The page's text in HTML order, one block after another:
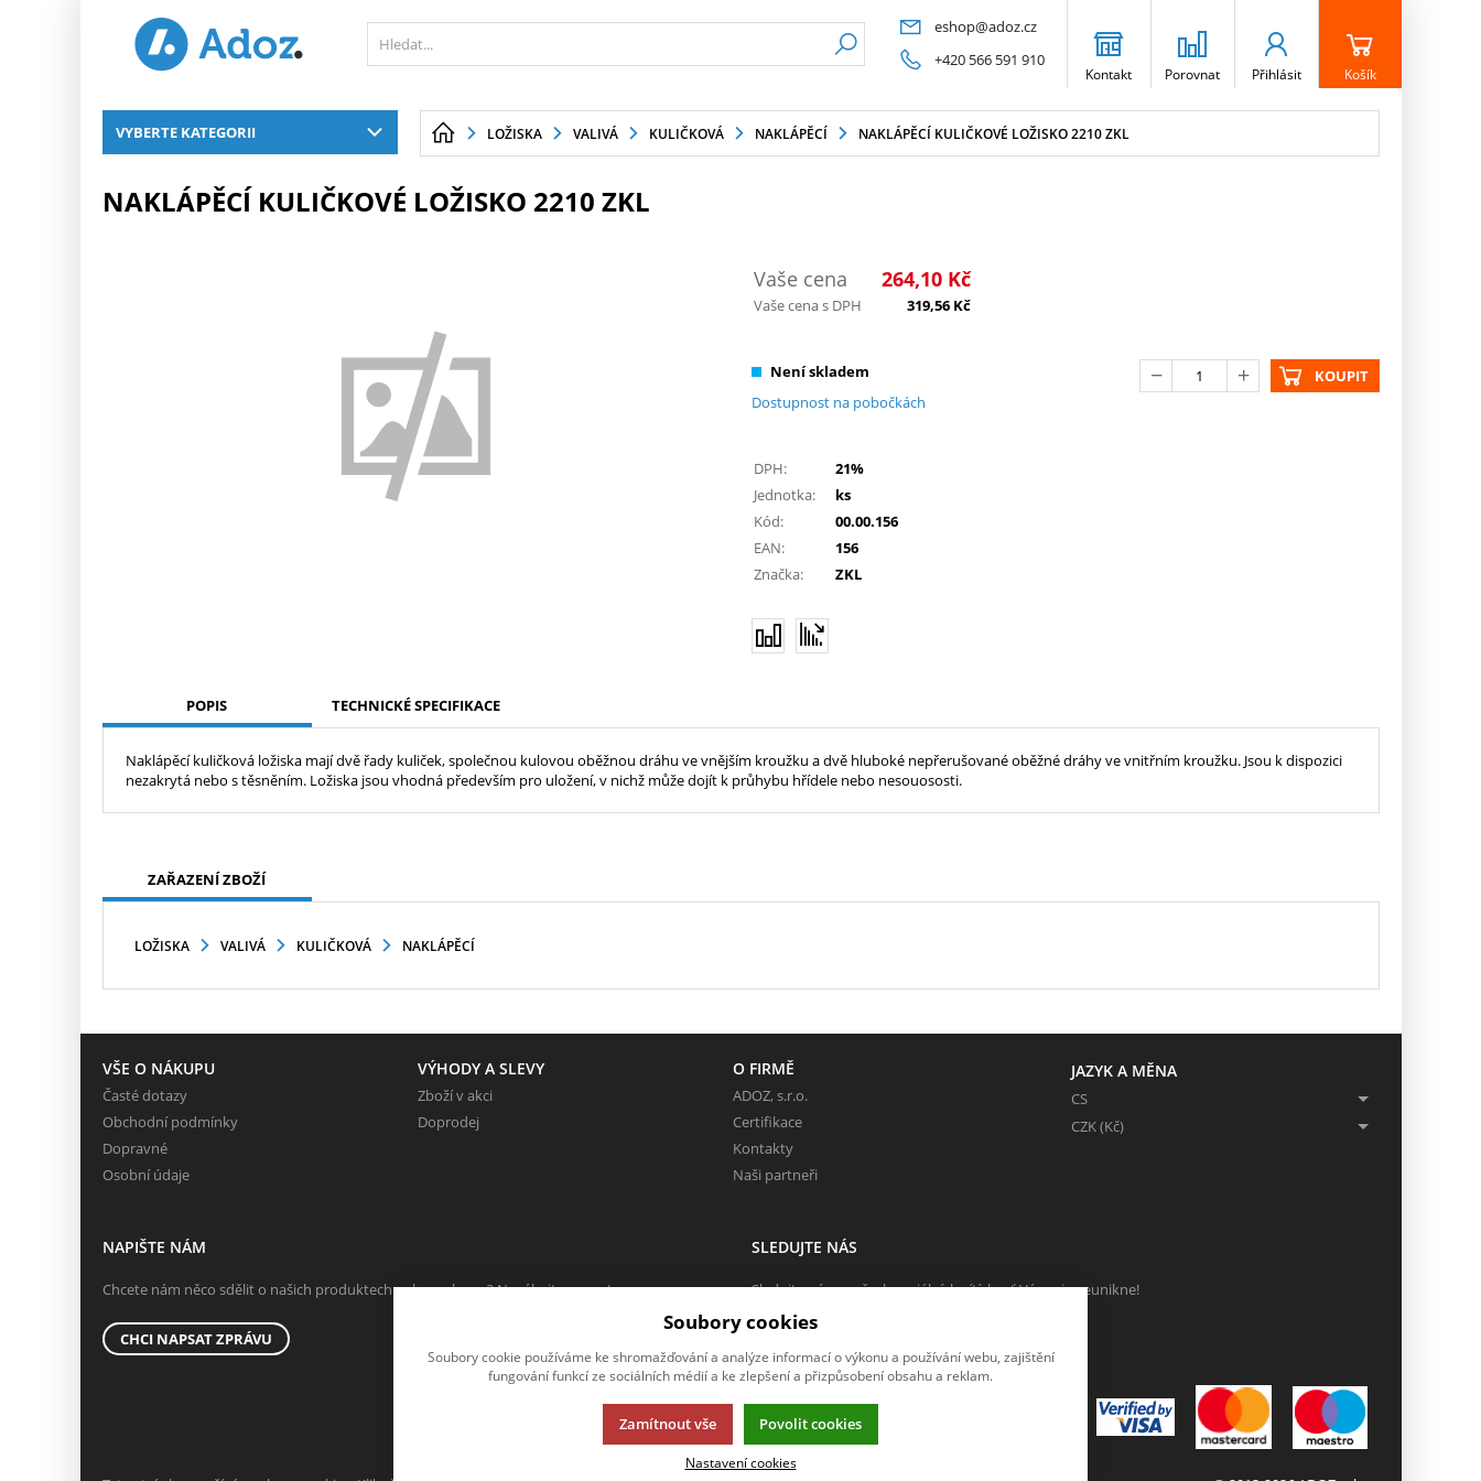
eshop@adoz.cz
+420 566 591 910
Kontakt Porovnat Přihlásit Košík
VYBERTE KATEGORII LOŽISKA VALIVÁ KULIČKOVÁ NAKLÁPĚCÍ NAKLÁPĚCÍ KULIČKOVÉ LOŽISKO 2210 ZKL
NAKLÁPĚCÍ KULIČKOVÉ LOŽISKO 2210 ZKL
Vaše cena 264,10 Kč
Vaše cena s DPH 319,56 Kč
Není skladem
Dostupnost na pobočkách
KOUPIT
DPH:
21%
Jednotka:
ks
Kód:
00.00.156
EAN:
156
Značka:
ZKL
POPIS TECHNICKÉ SPECIFIKACE
Naklápěcí kuličková ložiska mají dvě řady kuliček, společnou kulovou oběžnou dráhu ve vnějším kroužku a dvě hluboké nepřerušované oběžné dráhy ve vnitřním kroužku. Jsou k dispozici
nezakrytá nebo s těsněním. Ložiska jsou vhodná především pro uložení, v nichž může dojít k průhybu hřídele nebo nesouososti.
ZAŘAZENÍ ZBOŽÍ
LOŽISKA VALIVÁ KULIČKOVÁ NAKLÁPĚCÍ
VŠE O NÁKUPU
Časté dotazy
Obchodní podmínky
Dopravné
Osobní údaje
VÝHODY A SLEVY
Zboží v akci
Doprodej
O FIRMĚ
ADOZ, s.r.o.
Certifikace
Kontakty
Naši partneři
JAZYK A MĚNA
CS
CZK (Kč)
NAPIŠTE NÁM
Chcete nám něco sdělit o našich produktech nebo e-shopu? Neváhejte napsat.
CHCI NAPSAT ZPRÁVU
SLEDUJTE NÁS
Sledujte nás na všech sociálních sítích, ať Vám nic neunikne!
Soubory cookies
Soubory cookie používáme ke shromažďování a analýze informací o výkonu a používání webu, zajištění
fungování funkcí ze sociálních médií a ke zlepšení a přizpůsobení obsahu a reklam.
Zamítnout vše Povolit cookies
Nastavení cookies